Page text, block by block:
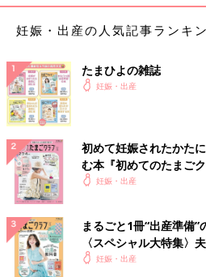
妊娠・出産の人気記事ランキ
たまひよの雑誌
妊娠・出産
初めて妊娠されたかた
む本『初めてのたまごク
妊娠・出産
まるごと1冊“出産準備”
〈スペシャル大特集〉
妊娠・出産